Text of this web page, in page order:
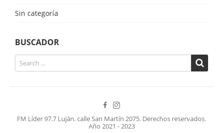
Sin categoría
BUSCADOR
FM Líder 97.7 Luján. calle San Martín 2075. Derechos reservados.
Año 2021 - 2023